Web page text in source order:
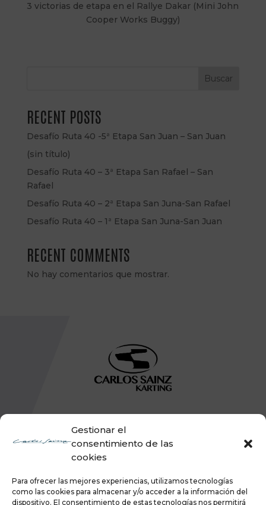
Gestionar el
consentimiento de las
cookies
Para ofrecer las mejores experiencias, utilizamos tecnologías
como las cookies para almacenar y/o acceder a la información del
dispositivo. El consentimiento de estas tecnologías nos permitirá
3 victorias de etapa en el Rallye Dakar (Mini John
Cooper Works Buggy)
Buscar
RECENT POSTS
Desafío Ruta 40 -5ª Etapa San Juan – San Juan
(sin título)
Desafío Ruta 40 – 3ª Etapa San Rafael – San
Rafael
Desafío Ruta 40 – 2ª Etapa San Juna-San Rafael
Desafío Ruta 40 – 1ª Etapa San Juna-San Juan
RECENT COMMENTS
No hay comentarios que mostrar.